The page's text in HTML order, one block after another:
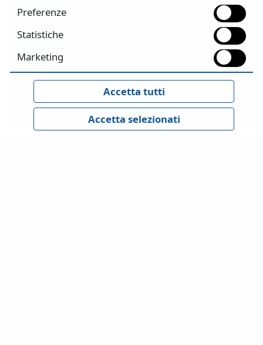
Servizio commerciale
: amministrazione@stadata.com
strutture@stadata.com
GDPR
Privacy Policy
Preferenze
Statistiche
Marketing